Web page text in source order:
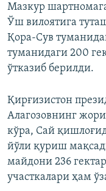
Мазкур
Ўш вилоятига
Қора-Сув
туманидаги 200
ўтказиб берилди.
Қирғизистон
Алагозовнинг
кўра, Сай
йўли қуриш
майдони 236
участкалари ҳам